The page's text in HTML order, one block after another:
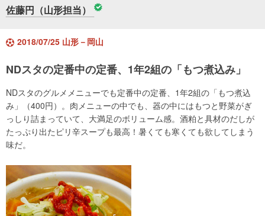
佐藤円（山形担当）
2018/07/25 山形－岡山
NDスタの定番中の定番、1年2組の「もつ煮込み」
NDスタのグルメメニューでも定番中の定番、1年2組の「もつ煮込
み」（400円）。肉メニューの中でも、器の中にはもつと野菜がぎ
っしり詰まっていて、大満足のボリューム感。酒粕と具材のだしが
たっぷり出たピリ辛スープも最高！暑くても寒くても欲してしまう
味だ。